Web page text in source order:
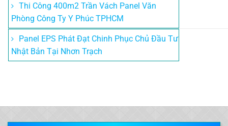
Thi Công 400m2 Trần Vách Panel Văn
Phòng Công Ty Y Phúc TPHCM
Panel EPS Phát Đạt Chinh Phục Chủ Đầu Tư
Nhật Bản Tại Nhơn Trạch